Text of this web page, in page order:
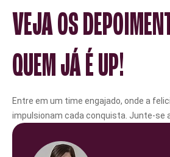
VEJA OS
QUEM JÁ É UP!
Entre em um time engajado, onde a
impulsionam cada conquista. Junte-se